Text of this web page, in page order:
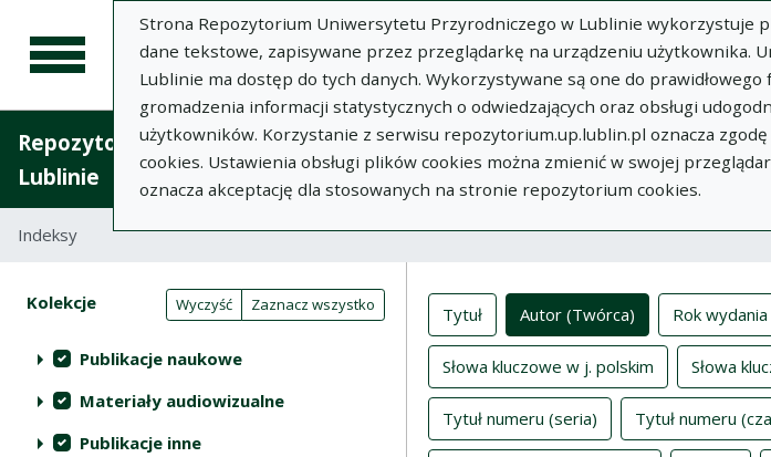
Strona Repozytorium Uniwersytetu Przyrodniczego w Lublinie wykorzystuje
dane tekstowe, zapisywane przez przeglądarkę na urządzeniu użytkownika.
Lublinie ma dostęp do tych danych. Wykorzystywane są one do
gromadzenia informacji statystycznych o odwiedzających oraz obsługi
użytkowników. Korzystanie z serwisu repozytorium.up.lublin.pl oznacza
cookies. Ustawienia obsługi plików cookies można zmienić w swojej
oznacza akceptację dla stosowanych na stronie repozytorium cookies.
Repozytorium Uniwersytetu Przyrodniczego w
Lublinie
Dodaj
publikację
O
Indeksy
Akcje na kolekcjach Wyczyść Zaznacz wszystko
Kolekcje (automatyczne przeładowanie treści)
Publikacje naukowe
Materiały audiowizualne
Publikacje inne
Indeksy
Tytuł Autor (Twórca) Rok wydania
Słowa kluczowe w j. polskim Słowa
Tytuł numeru (seria) Tytuł numeru